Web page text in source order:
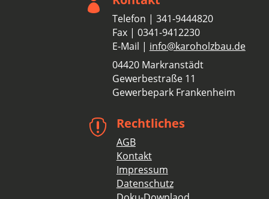

Telefon | 341-9444820
Fax | 0341-9412230
E-Mail | info@karoholzbau.de
04420 Markranstädt
Gewerbestraße 11
Gewerbepark Frankenheim
 Rechtliches
AGB
Kontakt
Impressum
Datenschutz